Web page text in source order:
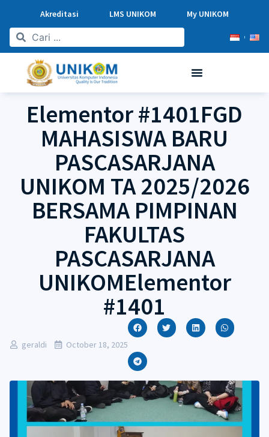
Akreditasi LMS UNIKOM My UNIKOM
Elementor #1401FGD
MAHASISWA BARU
PASCASARJANA
UNIKOM TA 2025/2026
BERSAMA PIMPINAN
FAKULTAS
PASCASARJANA
UNIKOMElementor
#1401
geraldi October 18, 2025